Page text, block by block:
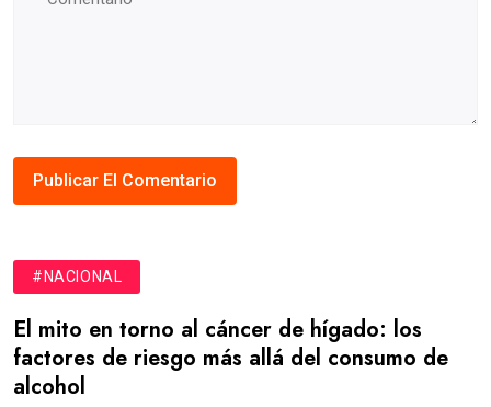
#NACIONAL
El mito en torno al cáncer de hígado: los
factores de riesgo más allá del consumo de
alcohol